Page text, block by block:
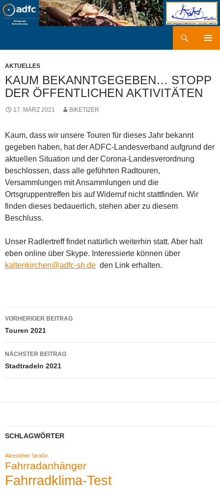
Zum
Inhalt
AKTUELLES
KAUM BEKANNTGEGEBEN… STOPP
DER ÖFFENTLICHEN AKTIVITÄTEN
17. MÄRZ 2021 BIKETIZER
Kaum, dass wir unsere Touren für dieses Jahr bekannt
gegeben haben, hat der ADFC-Landesverband aufgrund der
aktuellen Situation und der Corona-Landesverordnung
beschlossen, dass alle geführten Radtouren,
Versammlungen mit Ansammlungen und die
Ortsgruppentreffen bis auf Widerruf nicht stattfinden. Wir
finden dieses bedauerlich, stehen aber zu diesem
Beschluss.
Unser Radlertreff findet natürlich weiterhin statt. Aber halt
eben online über Skype. Interessierte können über
kaltenkirchen@adfc-sh.de den Link erhalten.
VORHERIGER BEITRAG
Touren 2021
NÄCHSTER BEITRAG
Stadtradeln 2021
SCHLAGWÖRTER
Alvesloher Straße
Fahrradanhänger
Fahrradklima-Test